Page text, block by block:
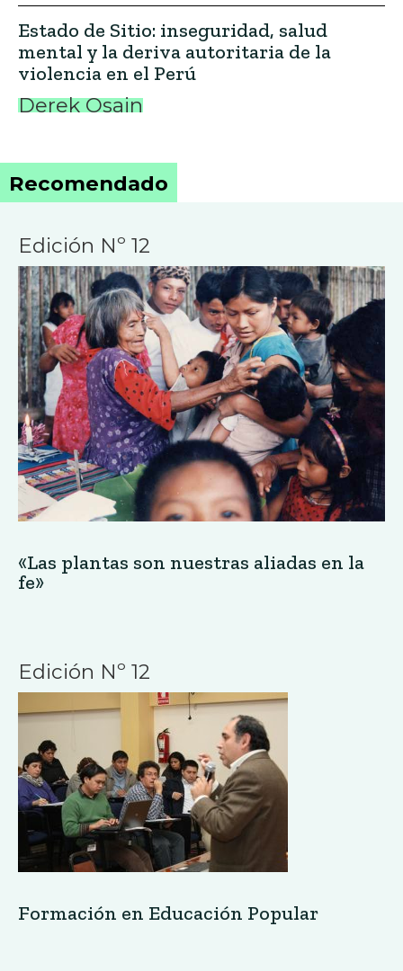
Estado de Sitio: inseguridad, salud
mental y la deriva autoritaria de la
violencia en el Perú
Derek Osain
Recomendado
Edición Nº 12
«Las plantas son nuestras aliadas en la
fe»
Edición Nº 12
Formación en Educación Popular